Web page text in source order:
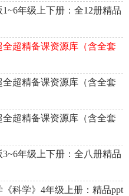
年级上下册：全12册精品
全超精备课资源库（含全套
全超精备课资源库（含全套
全超精备课资源库（含全套
3~6年级上下册：全八册精品
《科学》4年级上册：精品ppt